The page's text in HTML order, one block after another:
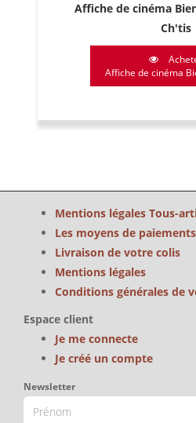
Affiche de cinéma
Ch'tis
Affiche de cinéma
Mentions légales Tous-
Les moyens de paiements
Livraison de votre colis
Mentions légales
Conditions générales de
Espace client
Je me connecte
Je créé un compte
Newsletter